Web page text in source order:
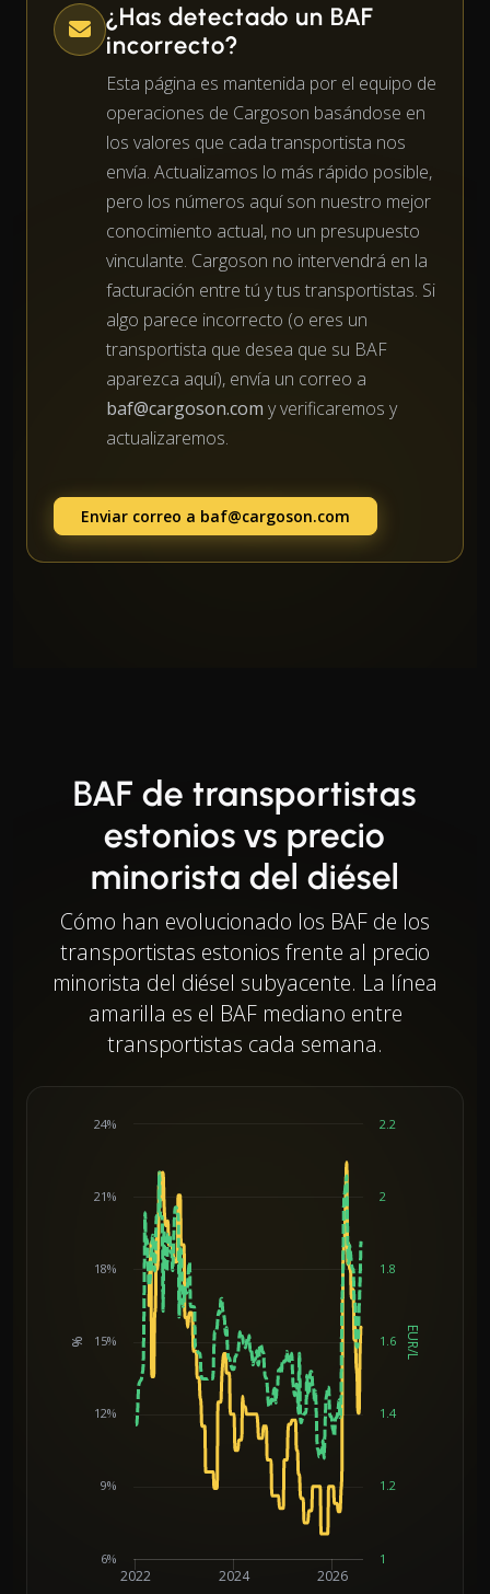
¿Has detectado un BAF
incorrecto?
Esta página es mantenida por el equipo de
operaciones de Cargoson basándose en
los valores que cada transportista nos
envía. Actualizamos lo más rápido posible,
pero los números aquí son nuestro mejor
conocimiento actual, no un presupuesto
vinculante. Cargoson no intervendrá en la
facturación entre tú y tus transportistas. Si
algo parece incorrecto (o eres un
transportista que desea que su BAF
aparezca aquí), envía un correo a
baf@cargoson.com y verificaremos y
actualizaremos.
Enviar correo a baf@cargoson.com
BAF de transportistas
estonios vs precio
minorista del diésel
Cómo han evolucionado los BAF de los
transportistas estonios frente al precio
minorista del diésel subyacente. La línea
amarilla es el BAF mediano entre
transportistas cada semana.
% EUR/L
2022 2024 2026
6%
9%
12%
15%
18%
21%
24%
1
1.2
1.4
1.6
1.8
2
2.2